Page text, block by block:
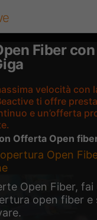
Fiber
velocità con
ti offre
e un’offerta
Offerta Open
Open
Open Fiber, fai
open fiber e